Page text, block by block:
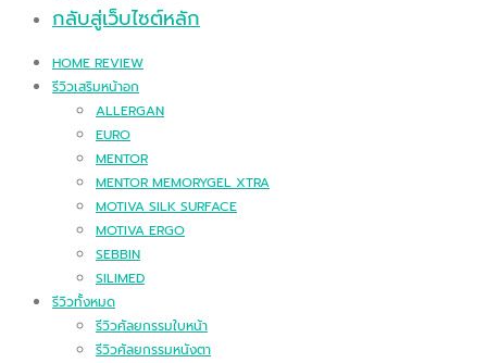
กลับสู่เว็บไซต์หลัก
HOME REVIEW
รีวิวเสริมหน้าอก
ALLERGAN
EURO
MENTOR
MENTOR MEMORYGEL XTRA
MOTIVA SILK SURFACE
MOTIVA ERGO
SEBBIN
SILIMED
รีวิวทั้งหมด
รีวิวศัลยกรรมใบหน้า
รีวิวศัลยกรรมหนังตา